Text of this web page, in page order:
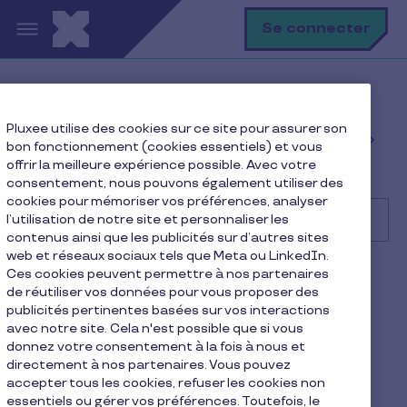
Aller au contenu principal Se connecter
Gestion des avantages et commandes des
employés
Comment ajouter un nouveau bénéficiaire ?
Recherche
Client Pluxee Cadeaux
Comment ajouter un
nouveau bénéficiaire ?
1 min de lecture 11 février 2026
Pluxee utilise des cookies sur ce site pour assurer son
bon fonctionnement (cookies essentiels) et vous
offrir la meilleure expérience possible. Avec votre
consentement, nous pouvons également utiliser des
cookies pour mémoriser vos préférences, analyser
l’utilisation de notre site et personnaliser les
contenus ainsi que les publicités sur d’autres sites
web et réseaux sociaux tels que Meta ou LinkedIn.
Ces cookies peuvent permettre à nos partenaires
de réutiliser vos données pour vous proposer des
publicités pertinentes basées sur vos interactions
avec notre site. Cela n'est possible que si vous
donnez votre consentement à la fois à nous et
directement à nos partenaires. Vous pouvez
accepter tous les cookies, refuser les cookies non
essentiels ou gérer vos préférences. Toutefois, le